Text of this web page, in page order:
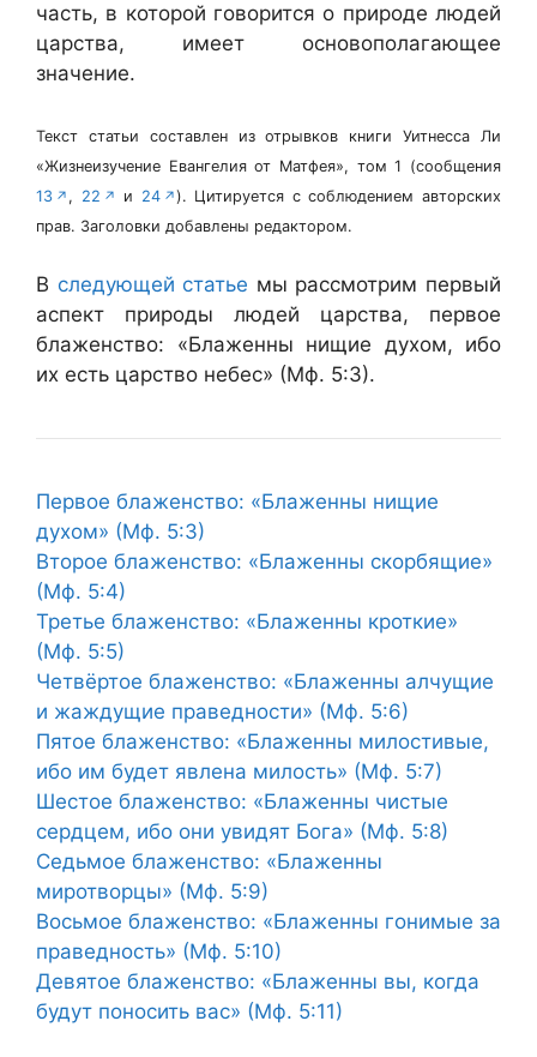
часть, в которой говорится о природе людей
царства, имеет основополагающее
значение.
Текст статьи составлен из отрывков книги Уитнесса Ли
«Жизнеизучение Евангелия от Матфея», том 1 (сообщения
13
, 22 и 24
). Цитируется с соблюдением авторских
прав. Заголовки добавлены редактором.
В следующей статье мы рассмотрим первый
аспект природы людей царства, первое
блаженство: «Блаженны нищие духом, ибо
их есть царство небес» (Мф. 5:3).
Первое блаженство: «Блаженны нищие
духом» (Мф. 5:3)
Второе блаженство: «Блаженны скорбящие»
(Мф. 5:4)
Третье блаженство: «Блаженны кроткие»
(Мф. 5:5)
Четвёртое блаженство: «Блаженны алчущие
и жаждущие праведности» (Мф. 5:6)
Пятое блаженство: «Блаженны милостивые,
ибо им будет явлена милость» (Мф. 5:7)
Шестое блаженство: «Блаженны чистые
сердцем, ибо они увидят Бога» (Мф. 5:8)
Седьмое блаженство: «Блаженны
миротворцы» (Мф. 5:9)
Восьмое блаженство: «Блаженны гонимые за
праведность» (Мф. 5:10)
Девятое блаженство: «Блаженны вы, когда
будут поносить вас» (Мф. 5:11)